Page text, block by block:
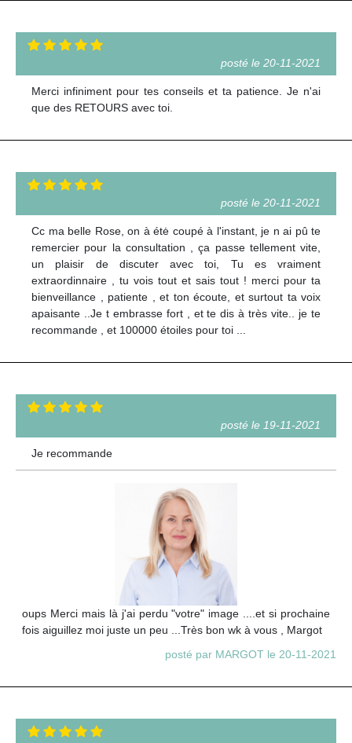
posté le 20-11-2021
Merci infiniment pour tes conseils et ta patience. Je n'ai
que des RETOURS avec toi.
posté le 20-11-2021
Cc ma belle Rose, on à étė coupé à l'instant, je n ai pû te
remercier pour la consultation , ça passe tellement vite,
un plaisir de discuter avec toi, Tu es vraiment
extraordinnaire , tu vois tout et sais tout ! merci pour ta
bienveillance , patiente , et ton écoute, et surtout ta voix
apaisante ..Je t embrasse fort , et te dis à très vite.. je te
recommande , et 100000 étoiles pour toi ...
posté le 19-11-2021
Je recommande
oups Merci mais là j'ai perdu "votre" image ....et si prochaine
fois aiguillez moi juste un peu ...Très bon wk à vous , Margot
posté par MARGOT le 20-11-2021